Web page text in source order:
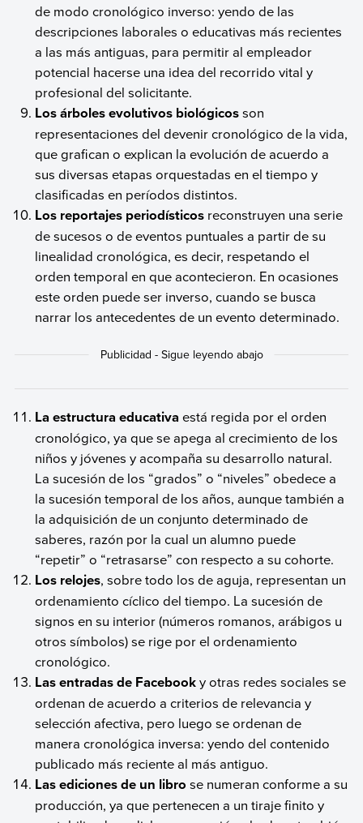
de modo cronológico inverso: yendo de las
descripciones laborales o educativas más recientes
a las más antiguas, para permitir al empleador
potencial hacerse una idea del recorrido vital y
profesional del solicitante.
Los árboles evolutivos biológicosson
representaciones del devenir cronológico de la vida,
que grafican o explican la evolución de acuerdo a
sus diversas etapas orquestadas en el tiempo y
clasificadas en períodos distintos.
Los reportajes periodísticos reconstruyen una serie
de sucesos o de eventos puntuales a partir de su
linealidad cronológica, es decir, respetando el
orden temporal en que acontecieron. En ocasiones
este orden puede ser inverso, cuando se busca
narrar los antecedentes de un evento determinado.
La estructura educativa está regida por el orden
cronológico, ya que se apega al crecimiento de los
niños y jóvenes y acompaña su desarrollo natural.
La sucesión de los “grados” o “niveles” obedece a
la sucesión temporal de los años, aunque también a
la adquisición de un conjunto determinado de
saberes, razón por la cual un alumno puede
“repetir” o “retrasarse” con respecto a su cohorte.
Los relojes, sobre todo los de aguja, representan un
ordenamiento cíclico del tiempo. La sucesión de
signos en su interior (números romanos, arábigos u
otros símbolos) se rige por el ordenamiento
cronológico.
Las entradas de Facebooky otras redes sociales se
ordenan de acuerdo a criterios de relevancia y
selección afectiva, pero luego se ordenan de
manera cronológica inversa: yendo del contenido
publicado más reciente al más antiguo.
Las ediciones de un libro se numeran conforme a su
producción, ya que pertenecen a un tiraje finito y